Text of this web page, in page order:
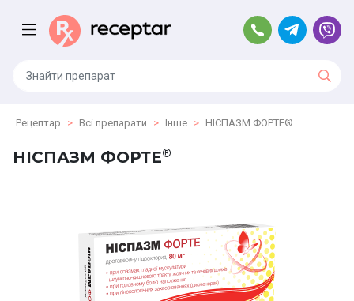
Рецептар Всі препарати Інше НІСПАЗМ ФОРТЕ®
НІСПАЗМ ФОРТЕ®